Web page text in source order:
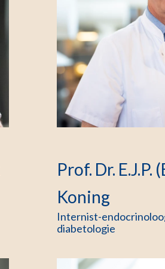
Prof. Dr. E.J.P.
Koning
Internist-
diabetologie